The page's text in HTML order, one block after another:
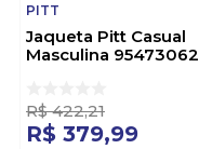
PITT
Jaqueta Pitt Casual
Masculina 95473062
R$ 422,21
R$ 379,99